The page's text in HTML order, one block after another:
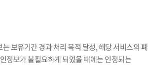
보유기간 경과 처리 목적 달성, 해당 서비스의
정보가 불필요하게 되었을 때에는 인정되는